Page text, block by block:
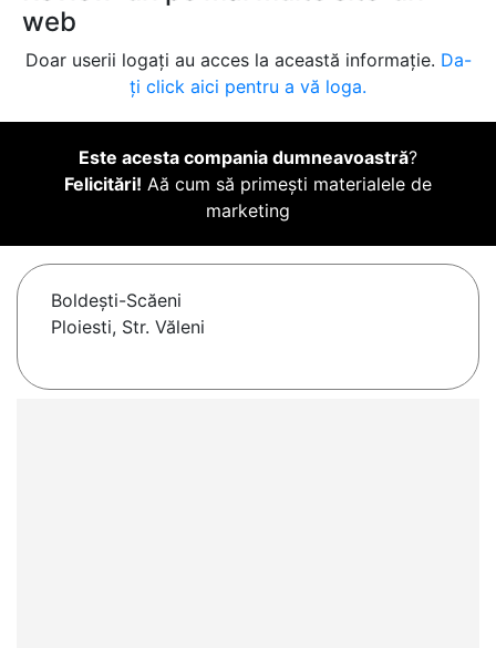
web
Doar userii logați au acces la această informație. Da-
ți click aici pentru a vă loga.
Este acesta compania dumneavoastră?
Felicitări! Aă cum să primești materialele de
marketing
Boldeşti-Scăeni
Ploiesti, Str. Văleni